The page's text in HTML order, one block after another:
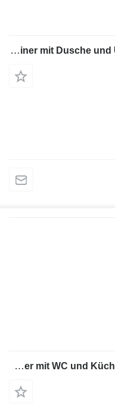
Module-T Sanitärcontainer mit Dusche und Umkleide kaufen – 300 × 240 cm |
Module-T Bürocontainer mit WC und Küche kaufen – sofort lieferbar | NEU